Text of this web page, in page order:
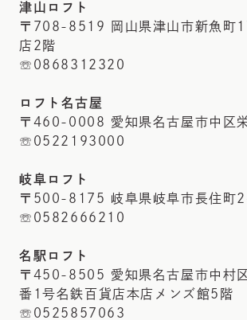
津山ロフト
〒708-8519 岡山県津山市新魚町
店2階
☏0868312320
ロフト名古屋
〒460-0008 愛知県名古屋市中区
☏0522193000
岐阜ロフト
〒500-8175 岐阜県岐阜市長住町
☏0582666210
名駅ロフト
〒450-8505 愛知県名古屋市中村
番1号名鉄百貨店本店メンズ館5階
☏0525857063